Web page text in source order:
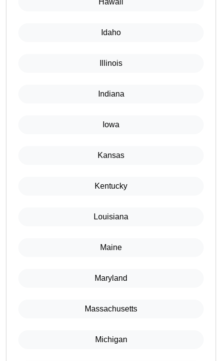
Hawaii
Idaho
Illinois
Indiana
Iowa
Kansas
Kentucky
Louisiana
Maine
Maryland
Massachusetts
Michigan